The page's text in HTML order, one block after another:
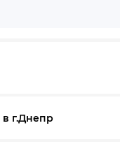
в г.Днепр